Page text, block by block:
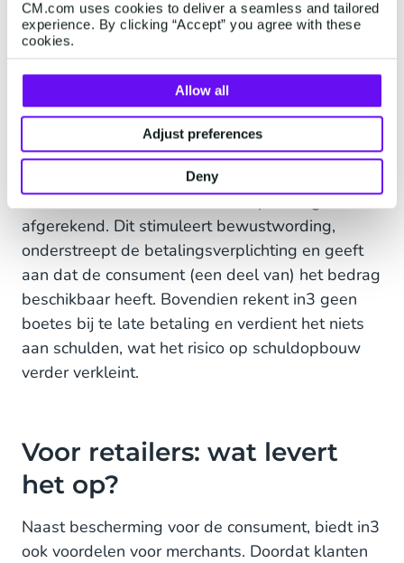
CM.com uses cookies to deliver a seamless and tailored
experience. By clicking “Accept” you agree with these
cookies.
Allow all
Adjust preferences
Deny
consumenten vertrouwd aanvoelt.
Wat in3 onderscheidt, is de focus op
verantwoord betaalgedrag. Vooraf vindt er een
kredietcontrole plaats en er is een persoonlijk
bestedingslimiet. Zo wordt voorkomen dat
consumenten meer uitgeven dan ze kunnen
dragen. Bij het plaatsen van de bestelling wordt
direct een derde van het aankoopbedrag
afgerekend. Dit stimuleert bewustwording,
onderstreept de betalingsverplichting en geeft
aan dat de consument (een deel van) het bedrag
beschikbaar heeft. Bovendien rekent in3 geen
boetes bij te late betaling en verdient het niets
aan schulden, wat het risico op schuldopbouw
verder verkleint.
Voor retailers: wat levert
het op?
Naast bescherming voor de consument, biedt in3
ook voordelen voor merchants. Doordat klanten